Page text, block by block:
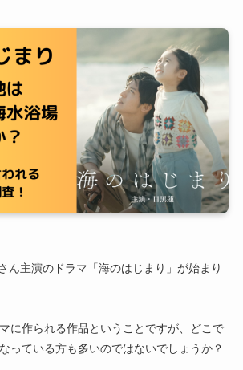
ん主演のドラマ「海のはじまり」が始まり
に作られる作品ということですが、どこで
っている方も多いのではないでしょうか？